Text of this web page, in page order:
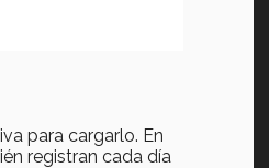
para cargarlo. En
registran cada día